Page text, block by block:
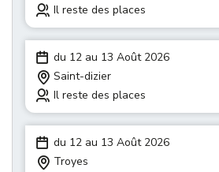
Il reste des places
du 12 au 13 Août 2026
Saint-dizier
Il reste des places
du 12 au 13 Août 2026
Troyes